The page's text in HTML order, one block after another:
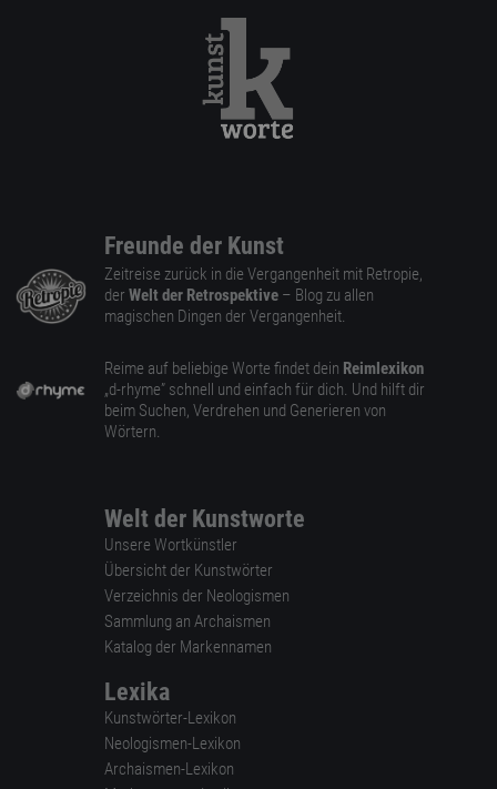
Freunde der Kunst
Zeitreise zurück in die Vergangenheit mit Retropie,
der Welt der Retrospektive – Blog zu allen
magischen Dingen der Vergangenheit.
Reime auf beliebige Worte findet dein Reimlexikon
„d-rhyme” schnell und einfach für dich. Und hilft dir
beim Suchen, Verdrehen und Generieren von
Wörtern.
Welt der Kunstworte
Unsere Wortkünstler
Übersicht der Kunstwörter
Verzeichnis der Neologismen
Sammlung an Archaismen
Katalog der Markennamen
Lexika
Kunstwörter-Lexikon
Neologismen-Lexikon
Archaismen-Lexikon